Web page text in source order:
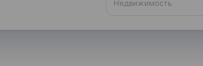
убыточными в России
Недвижимость